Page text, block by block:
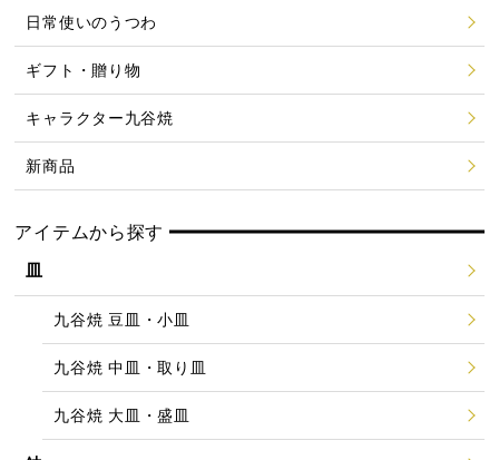
日常使いのうつわ
ギフト・贈り物
キャラクター九谷焼
新商品
アイテムから探す
皿
九谷焼 豆皿・小皿
九谷焼 中皿・取り皿
九谷焼 大皿・盛皿